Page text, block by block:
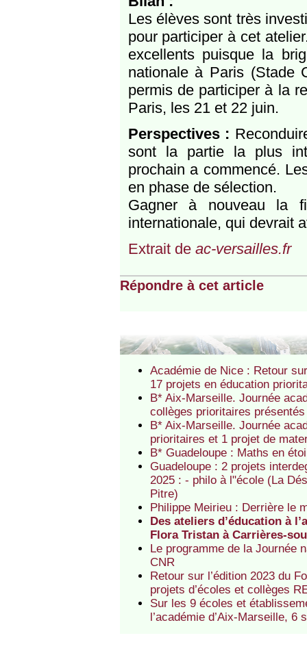
Les élèves sont très
pour participer à cet
excellents puisque la
nationale à Paris (Stade
permis de participer à la
Paris, les 21 et 22 juin.
Perspectives :
sont la partie la plus
prochain a commencé.
en phase de sélection.
Gagner à nouveau la
internationale, qui devrait
Extrait de ac-versailles.fr
Répondre à cet article
Académie de Nice : Retour
17 projets en éducation
B* Aix-Marseille. Journée
collèges prioritaires
B* Aix-Marseille. Journée
prioritaires et 1 projet de
B* Guadeloupe : Maths en
Guadeloupe : 2 projets
2025 : - philo à l"école (La
Pitre)
Philippe Meirieu : Derrière le
Des ateliers d’éducation à
Flora Tristan à Carrières-
Le programme de la Journée
CNR
Retour sur l’édition 2023 du
projets d’écoles et collèges
Sur les 9 écoles et
l’académie d’Aix-Marseille,